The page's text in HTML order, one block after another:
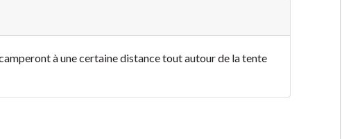
à une certaine distance tout autour de la tente